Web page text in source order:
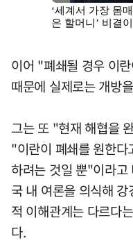
이어 "폐쇄될 경우 이
때문에 실제로는 개방
그는 또 "현재 해협을
"이란이 폐쇄를 원한
하려는 것일 뿐"이라
국 내 여론을 의식해
적 이해관계는 다르다
다.